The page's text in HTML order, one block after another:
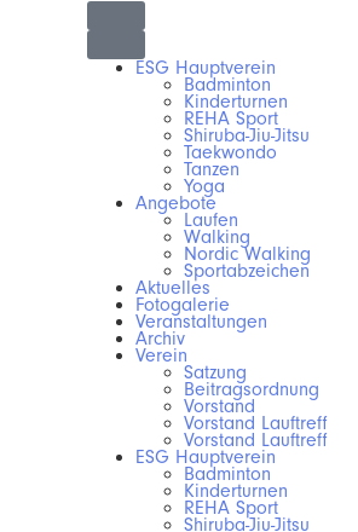
ESG Hauptverein
Badminton
Kinderturnen
REHA Sport
Shiruba-Jiu-Jitsu
Taekwondo
Tanzen
Yoga
Angebote
Laufen
Walking
Nordic Walking
Sportabzeichen
Aktuelles
Fotogalerie
Veranstaltungen
Archiv
Verein
Satzung
Beitragsordnung
Vorstand
Vorstand Lauftreff
Vorstand Lauftreff
ESG Hauptverein
Badminton
Kinderturnen
REHA Sport
Shiruba-Jiu-Jitsu